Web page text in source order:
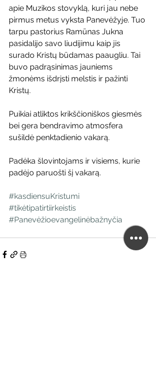
apie Muzikos stovyklą, kuri jau nebe
pirmus metus vyksta Panevėžyje. Tuo
tarpu pastorius Ramūnas Jukna
pasidalijo savo liudijimu kaip jis
surado Kristų būdamas paaugliu. Tai
buvo padrąsinimas jauniems
žmonėms išdrįsti melstis ir pažinti
Kristų.
Puikiai atliktos krikščioniškos giesmės
bei gera bendravimo atmosfera
sušildė penktadienio vakarą.
Padėka šlovintojams ir visiems, kurie
padėjo paruošti šį vakarą.
#kasdiensuKristumi
#tikėtipatirtiirkeistis
#Panevėžioevangelinėbažnyčia